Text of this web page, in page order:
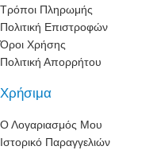
Τρόποι Πληρωμής
Πολιτική Επιστροφών
Όροι Χρήσης
Πολιτική Απορρήτου
Χρήσιμα
Ο Λογαριασμός Μου
Ιστορικό Παραγγελιών